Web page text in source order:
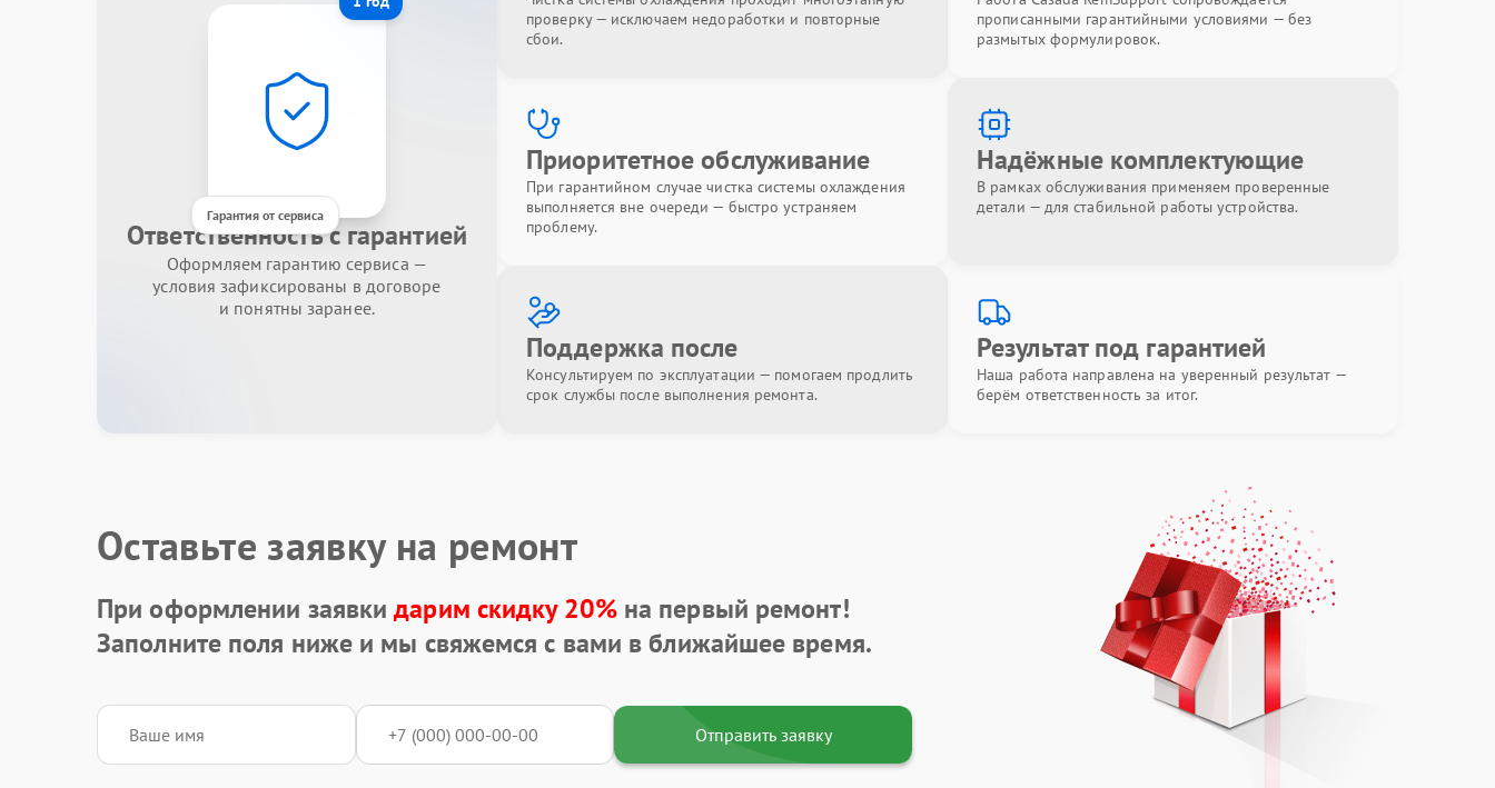
Гарантия от сервиса
Ответственность с гарантией
Оформляем гарантию сервиса —
условия зафиксированы в договоре
и понятны заранее.
проверку — исключаем недоработки и повторные
сбои.
прописанными гарантийными условиями — без
размытых формулировок.
Приоритетное обслуживание
При гарантийном случае чистка системы охлаждения
выполняется вне очереди — быстро устраняем
проблему.
Надёжные комплектующие
В рамках обслуживания применяем проверенные
детали — для стабильной работы устройства.
Поддержка после
Консультируем по эксплуатации — помогаем продлить
срок службы после выполнения ремонта.
Результат под гарантией
Наша работа направлена на уверенный результат —
берём ответственность за итог.
Оставьте заявку на ремонт
При оформлении заявкидарим скидку 20%на первый ремонт!
Заполните поля ниже и мы свяжемся с вами в ближайшее время.
Отправить заявку